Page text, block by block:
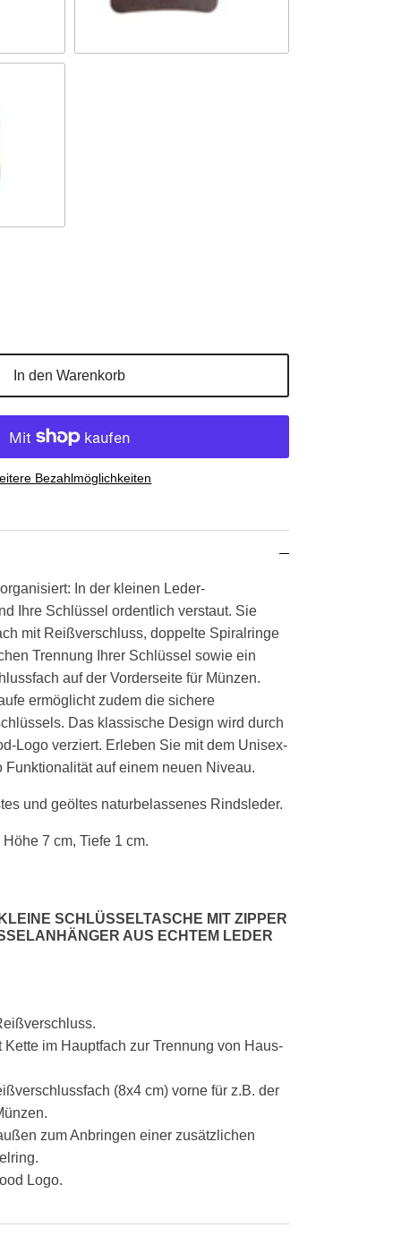
In den Warenkorb
Bezahlmöglichkeiten
In der kleinen Leder-
Ihre Schlüssel ordentlich verstaut. Sie
mit Reißverschluss, doppelte Spiralringe
Trennung Ihrer Schlüssel sowie ein
auf der Vorderseite für Münzen.
ermöglicht zudem die sichere
Das klassische Design wird durch
Logo verziert. Erleben Sie mit dem Unisex-
auf einem neuen Niveau.
und geöltes naturbelassenes Rindsleder.
7 cm, Tiefe 1 cm.
SCHLÜSSELTASCHE MIT ZIPPER
AUS ECHTEM LEDER
im Hauptfach zur Trennung von Haus-
(8x4 cm) vorne für z.B. der
zum Anbringen einer zusätzlichen
Logo.